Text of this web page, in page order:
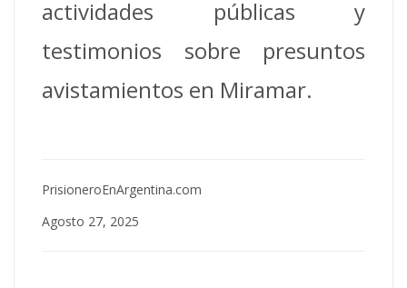
actividades públicas y
testimonios sobre presuntos
avistamientos en Miramar.
PrisioneroEnArgentina.com
Agosto 27, 2025